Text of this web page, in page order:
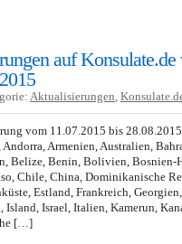
auf
Aktualisierungen,
vom 11.07.2015 bis
Armenien, Australien,
Belize, Benin, Bolivien, Bosnien-
Chile, China, Dominikanische
Estland, Frankreich,
Island, Israel, Italien, Kamerun,
[…]